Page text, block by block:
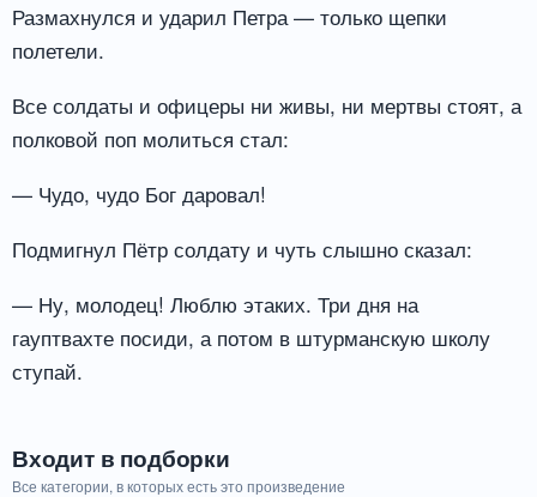
Размахнулся и ударил Петра — только щепки
полетели.
Все солдаты и офицеры ни живы, ни мертвы стоят, а
полковой поп молиться стал:
— Чудо, чудо Бог даровал!
Подмигнул Пётр солдату и чуть слышно сказал:
— Ну, молодец! Люблю этаких. Три дня на
гауптвахте посиди, а потом в штурманскую школу
ступай.
Входит в подборки
Все категории, в которых есть это произведение